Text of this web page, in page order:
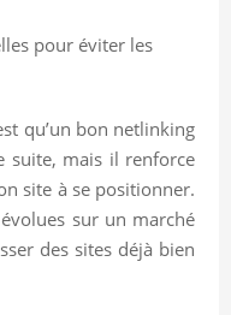
pour éviter les
qu’un bon netlinking
suite, mais il renforce
site à se positionner.
sur un marché
des sites déjà bien